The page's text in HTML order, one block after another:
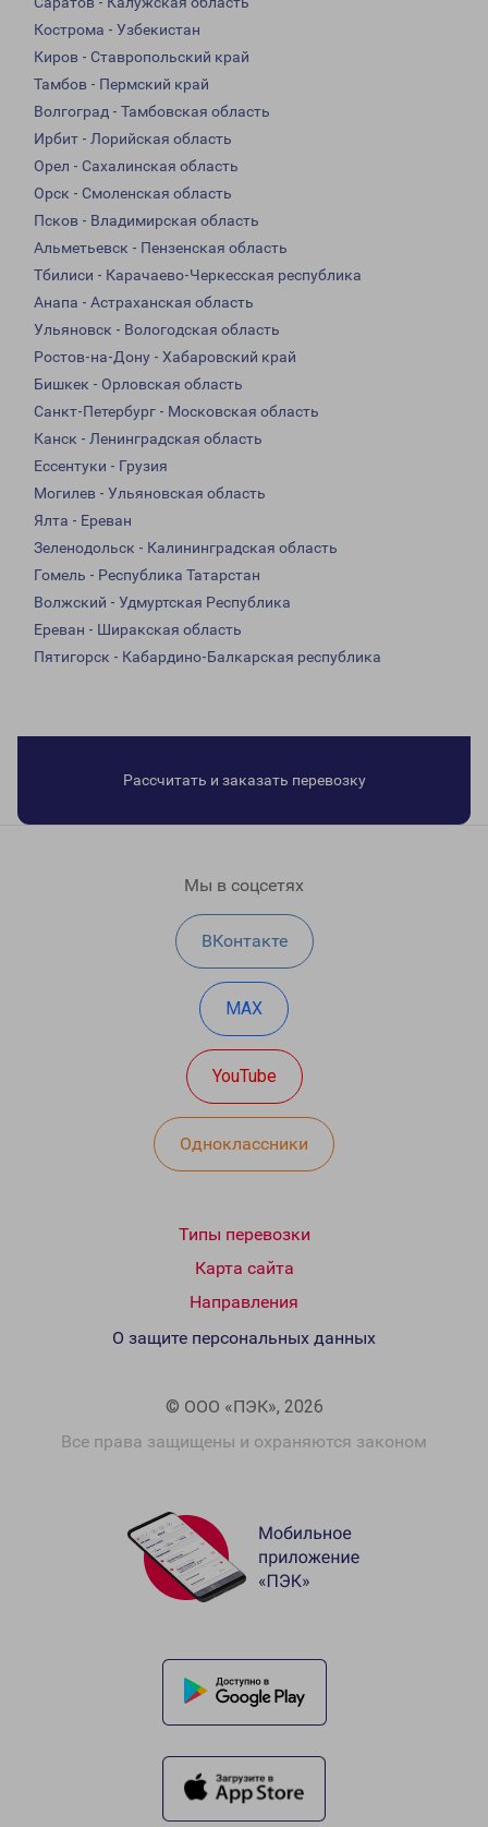
Кострома - Узбекистан
Киров - Ставропольский край
Тамбов - Пермский край
Волгоград - Тамбовская область
Ирбит - Лорийская область
Орел - Сахалинская область
Орск - Смоленская область
Псков - Владимирская область
Альметьевск - Пензенская область
Тбилиси - Карачаево-Черкесская республика
Анапа - Астраханская область
Ульяновск - Вологодская область
Ростов-на-Дону - Хабаровский край
Бишкек - Орловская область
Санкт-Петербург - Московская область
Канск - Ленинградская область
Ессентуки - Грузия
Могилев - Ульяновская область
Ялта - Ереван
Зеленодольск - Калининградская область
Гомель - Республика Татарстан
Волжский - Удмуртская Республика
Ереван - Ширакская область
Пятигорск - Кабардино-Балкарская республика
Рассчитать и заказать перевозку
Мы в соцсетях
ВКонтакте
MAX
YouTube
Одноклассники
Типы перевозки
Карта сайта
Направления
© ООО «ПЭК», 2026
Все права защищены и охраняются законом
О защите персональных данных